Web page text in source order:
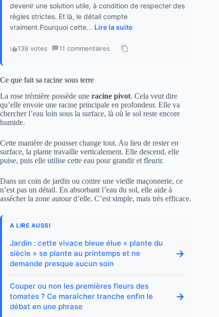
devenir une solution utile, à condition de respecter des
règles strictes. Et là, le détail compte
vraiment.Pourquoi cette... Lire la suite
139 votes · 11 commentaires ·
Ce que fait sa racine sous terre
La rose trémière possède une racine pivot. Cela veut dire
qu’elle envoie une racine principale en profondeur. Elle va
chercher l’eau loin sous la surface, là où le sol reste encore
humide.
Cette manière de pousser change tout. Au lieu de rester en
surface, la plante travaille verticalement. Elle descend, elle
puise, puis elle utilise cette eau pour grandir et fleurir.
Dans un coin de jardin ou contre une vieille maçonnerie, ce
n’est pas un détail. En absorbant l’eau du sol, elle aide à
assécher la zone autour d’elle. C’est simple, mais très efficace.
A LIRE AUSSI
Jardin : cette vivace bleue élue « plante du
siècle » se plante au printemps et ne
demande presque aucun soin
→
Couper ou non les premières fleurs des
tomates ? Ce maraîcher tranche enfin le
débat en une phrase
→